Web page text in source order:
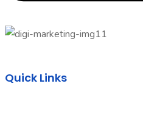
Quick Links